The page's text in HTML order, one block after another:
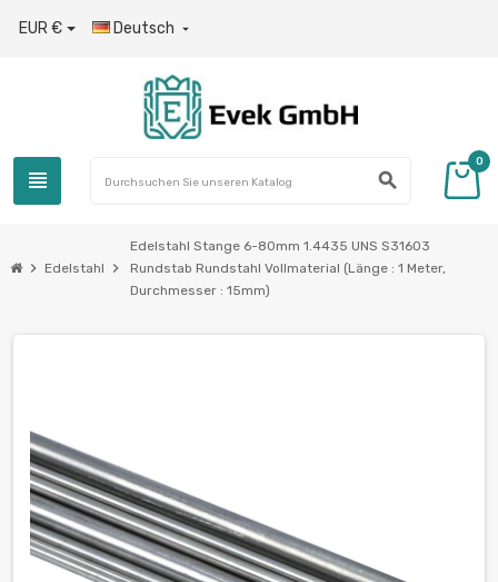
EUR € Deutsch 
view_headline search
0
chevron_right Edelstahl chevron_right
Edelstahl Stange 6-80mm 1.4435 UNS S31603
Rundstab Rundstahl Vollmaterial (Länge : 1 Meter,
Durchmesser : 15mm)